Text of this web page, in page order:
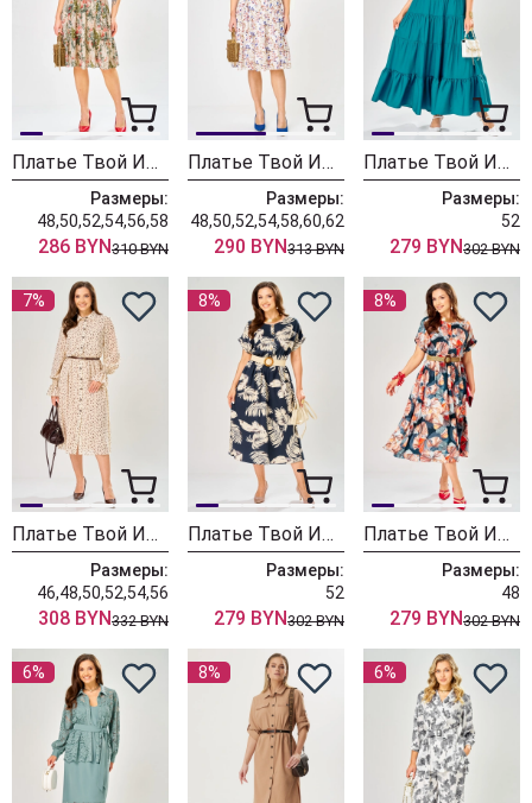
Платье Твой Имидж 2392
Размеры:
48,50,52,54,56,58
286 BYN310 BYN
Платье Твой Имидж 2340-1
Размеры:
48,50,52,54,58,60,62
290 BYN313 BYN
Платье Твой Имидж 2475 бирюзовый
Размеры:
52
279 BYN302 BYN
7%
Платье Твой Имидж 2434 бежевый + принт
Размеры:
46,48,50,52,54,56
308 BYN332 BYN
8%
Платье Твой Имидж 2468 темно-синий с принтом
Размеры:
52
279 BYN302 BYN
8%
Платье Твой Имидж 2466 синий с принтом
Размеры:
48
279 BYN302 BYN
6% 8% 6%